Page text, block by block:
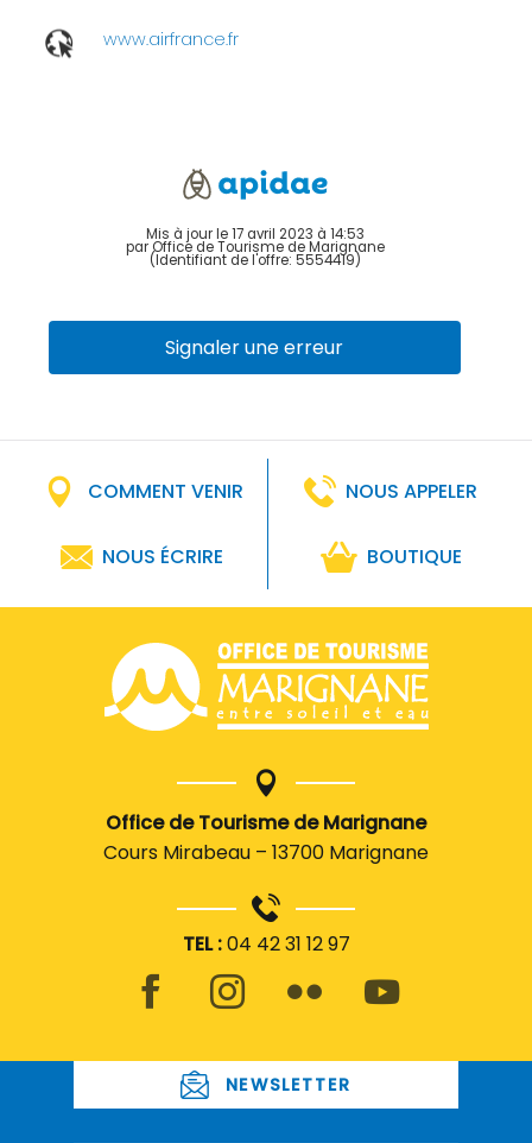
www.airfrance.fr
Mis à jour le 17 avril 2023 à 14:53
par Office de Tourisme de Marignane
(Identifiant de l'offre: 5554419)
Signaler une erreur
COMMENT VENIR NOUS APPELER
NOUS ÉCRIRE BOUTIQUE
Office de Tourisme de Marignane
Cours Mirabeau – 13700 Marignane
TEL :04 42 31 12 97
NEWSLETTER